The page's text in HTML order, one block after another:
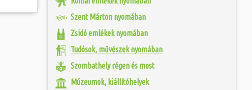
alakú Fő tere már a 13.
azaz háromszög
piacokat, egyes
vásárnapok révén kapta
A fő tér Szombathely...
utolsó mérkőzésén a
pályára. A találkozó
játékkal és
tartani a lépést a
Szent Márton nyomában
Zsidó emlékek nyomában
Tudósok, művészek nyomában
Szombathely régen és most
Múzeumok, kiállítóhelyek